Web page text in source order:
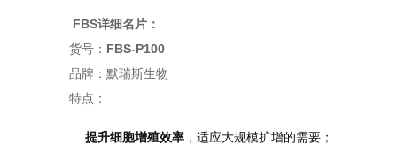
FBS详细名片：
货号： FBS-P100
品牌：默瑞斯生物
特点：
提升细胞增殖效率 ，适应大规模扩增的需要；